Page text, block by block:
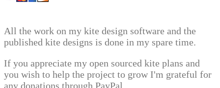
All the work on my kite design software and the
published kite designs is done in my spare time.
If you appreciate my open sourced kite plans and
you wish to help the project to grow I'm grateful for
any donations through PayPal.